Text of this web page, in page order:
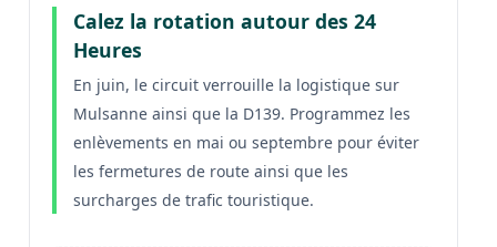
Calez la rotation autour des 24
Heures
En juin, le circuit verrouille la logistique sur
Mulsanne ainsi que la D139. Programmez les
enlèvements en mai ou septembre pour éviter
les fermetures de route ainsi que les
surcharges de trafic touristique.